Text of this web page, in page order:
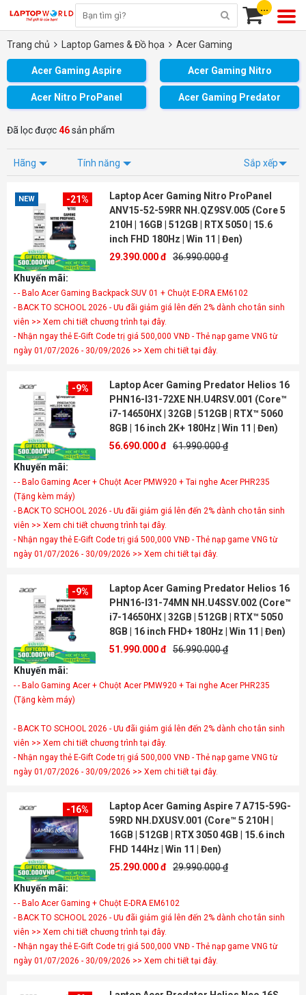
...
Trang chủ Laptop Games & Đồ họa Acer Gaming
Acer Gaming Aspire Acer Gaming Nitro
Acer Nitro ProPanel Acer Gaming Predator
Đã lọc được46sản phẩm
Hãng Tính năng Sắp xếp
NEW -21%
Laptop Acer Gaming Nitro ProPanel
ANV15-52-59RR NH.QZ9SV.005 (Core 5
210H | 16GB | 512GB | RTX 5050 | 15.6
inch FHD 180Hz | Win 11 | Đen)
29.390.000 đ 36.990.000 ₫
Khuyến mãi:
- - Balo Acer Gaming Backpack SUV 01 + Chuột E-DRA EM6102
- BACK TO SCHOOL 2026 - Ưu đãi giảm giá lên đến 2% dành cho tân sinh
viên >> Xem chi tiết chương trình tại đây.
- Nhận ngay thẻ E-Gift Code trị giá 500,000 VNĐ - Thẻ nạp game VNG từ
ngày 01/07/2026 - 30/09/2026 >> Xem chi tiết tại đây.
-9%
Laptop Acer Gaming Predator Helios 16
PHN16-I31-72XE NH.U4RSV.001 (Core™
i7-14650HX | 32GB | 512GB | RTX™ 5060
8GB | 16 inch 2K+ 180Hz | Win 11 | Đen)
56.690.000 đ 61.990.000 ₫
Khuyến mãi:
- - Balo Gaming Acer + Chuột Acer PMW920 + Tai nghe Acer PHR235
(Tặng kèm máy)
- BACK TO SCHOOL 2026 - Ưu đãi giảm giá lên đến 2% dành cho tân sinh
viên >> Xem chi tiết chương trình tại đây.
- Nhận ngay thẻ E-Gift Code trị giá 500,000 VNĐ - Thẻ nạp game VNG từ
ngày 01/07/2026 - 30/09/2026 >> Xem chi tiết tại đây.
-9%
Laptop Acer Gaming Predator Helios 16
PHN16-I31-74MN NH.U4SSV.002 (Core™
i7-14650HX | 32GB | 512GB | RTX™ 5050
8GB | 16 inch FHD+ 180Hz | Win 11 | Đen)
51.990.000 đ 56.990.000 ₫
Khuyến mãi:
- - Balo Gaming Acer + Chuột Acer PMW920 + Tai nghe Acer PHR235
- BACK TO SCHOOL 2026 - Ưu đãi giảm giá lên đến 2% dành cho tân sinh
viên >> Xem chi tiết chương trình tại đây.
- Nhận ngay thẻ E-Gift Code trị giá 500,000 VNĐ - Thẻ nạp game VNG từ
ngày 01/07/2026 - 30/09/2026 >> Xem chi tiết tại đây.
-16%
Laptop Acer Gaming Aspire 7 A715-59G-
59RD NH.DXUSV.001 (Core™ 5 210H |
16GB | 512GB | RTX 3050 4GB | 15.6 inch
FHD 144Hz | Win 11 | Đen)
25.290.000 đ 29.990.000 ₫
Khuyến mãi:
- - Balo Acer Gaming + Chuột E-DRA EM6102
- BACK TO SCHOOL 2026 - Ưu đãi giảm giá lên đến 2% dành cho tân sinh
viên >> Xem chi tiết chương trình tại đây.
- Nhận ngay thẻ E-Gift Code trị giá 500,000 VNĐ - Thẻ nạp game VNG từ
ngày 01/07/2026 - 30/09/2026 >> Xem chi tiết tại đây.